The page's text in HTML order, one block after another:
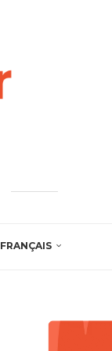
FRANÇAIS